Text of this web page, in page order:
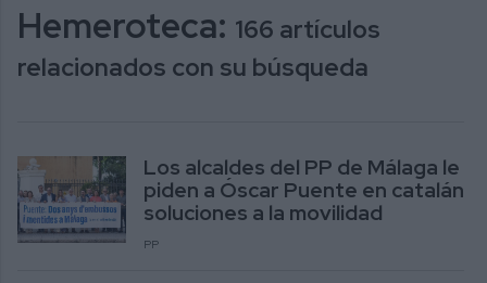
Hemeroteca: 166 artículos
relacionados con su búsqueda
Los alcaldes del PP de Málaga le
piden a Óscar Puente en catalán
soluciones a la movilidad
PP